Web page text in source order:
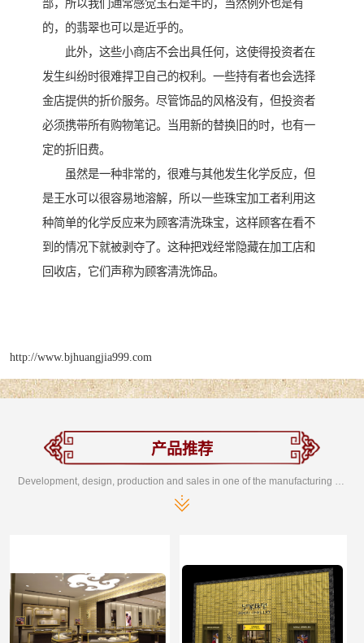
部，所以我们通常感觉玉石是半的，当然例外也是有
的，的翡翠也可以是近乎的。
此外，这些小商店不会出具任何，这使得投资者在
发生纠纷时很难捍卫自己的权利。一些持有者也会选择
金店提供的折价服务。尽管饰品的风格没有，但投资者
必须携带所有购物笔记。当用新的替换旧的时，也有一
定的折旧费。
虽然是一种非常的，很难与其他发生化学反应，但
是王水可以很容易地溶解，所以一些珠宝加工者利用这
种简单的化学反应来为顾客清洗珠宝，这样顾客在看不
到的情况下就被剥夺了。这种把戏经常隐藏在加工店和
回收店，它们声称为顾客清洗饰品。
http://www.bjhuangjia999.com
产品推荐